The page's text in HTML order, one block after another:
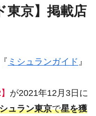
東京】掲載店
ミシュランガイド 』
】 が2021年12月3日に
ュラン東京で星を獲